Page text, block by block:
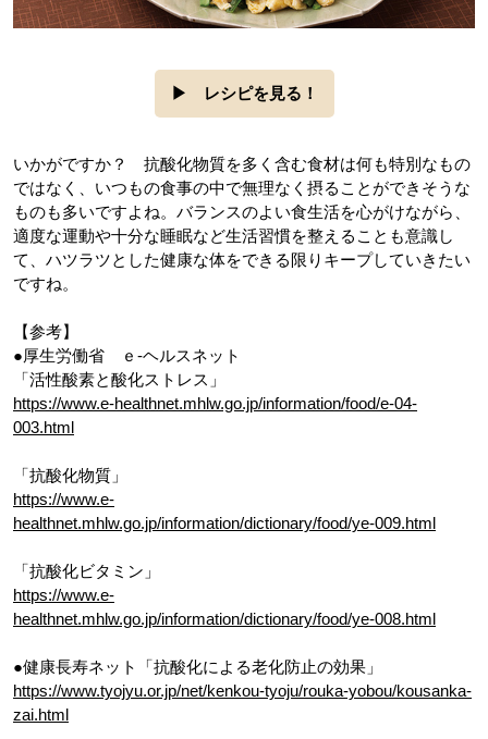
▶ レシピを見る！
いかがですか？ 抗酸化物質を多く含む食材は何も特別なもの
ではなく、いつもの食事の中で無理なく摂ることができそうな
ものも多いですよね。バランスのよい食生活を心がけながら、
適度な運動や十分な睡眠など生活習慣を整えることも意識し
て、ハツラツとした健康な体をできる限りキープしていきたい
ですね。
【参考】
●厚生労働省 ｅ-ヘルスネット
「活性酸素と酸化ストレス」
https://www.e-healthnet.mhlw.go.jp/information/food/e-04-
003.html
「抗酸化物質」
https://www.e-
healthnet.mhlw.go.jp/information/dictionary/food/ye-009.html
「抗酸化ビタミン」
https://www.e-
healthnet.mhlw.go.jp/information/dictionary/food/ye-008.html
●健康長寿ネット「抗酸化による老化防止の効果」
https://www.tyojyu.or.jp/net/kenkou-tyoju/rouka-yobou/kousanka-
zai.html